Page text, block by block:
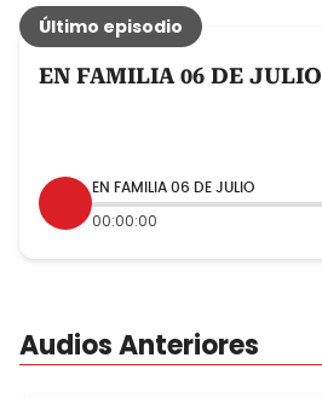
EN FAMILIA 06 DE JULIO
EN FAMILIA 06 DE JULIO
00:00:00
Audios Anteriores